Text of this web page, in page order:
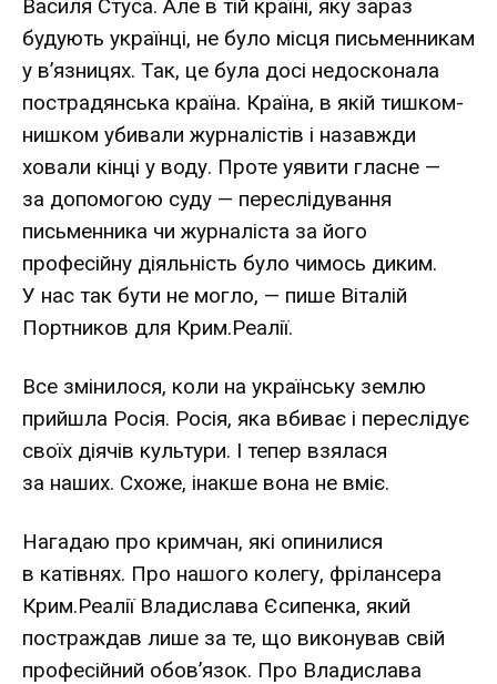
Василя Стуса. Але в тій країні, яку зараз
будують українці, не було місця письменникам
у в’язницях. Так, це була досі недосконала
пострадянська країна. Країна, в якій тишком-
нишком убивали журналістів і назавжди
ховали кінці у воду. Проте уявити гласне —
за допомогою суду — переслідування
письменника чи журналіста за його
професійну діяльність було чимось диким.
У нас так бути не могло, — пише Віталій
Портников для Крим.Реалії.
Все змінилося, коли на українську землю
прийшла Росія. Росія, яка вбиває і переслідує
своїх діячів культури. І тепер взялася
за наших. Схоже, інакше вона не вміє.
Нагадаю про кримчан, які опинилися
в катівнях. Про нашого колегу, фрілансера
Крим.Реалії Владислава Єсипенка, який
постраждав лише за те, що виконував свій
професійний обов’язок. Про Владислава